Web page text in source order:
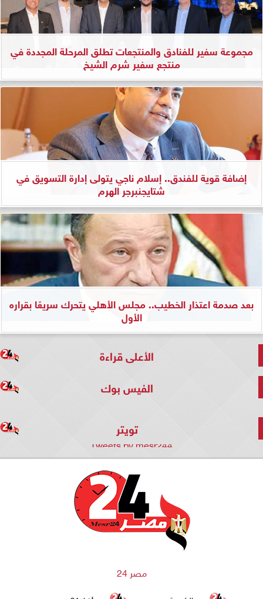
مجموعة سفير للفنادق والمنتجعات تطلق المرحلة المجددة في
منتجع سفير شرم الشيخ
إضافة قوية للفندق.. إسلام ناجي يتولى إدارة التسويق في
شتايجنبرجر الهرم
بعد صدمة اعتذار الخطيب.. مجلس الأهلي يتحرك سريعًا بقراره
الأول
الأعلى قراءة
الفيس بوك
تويتر
Tweets by mesr244
مصر 24